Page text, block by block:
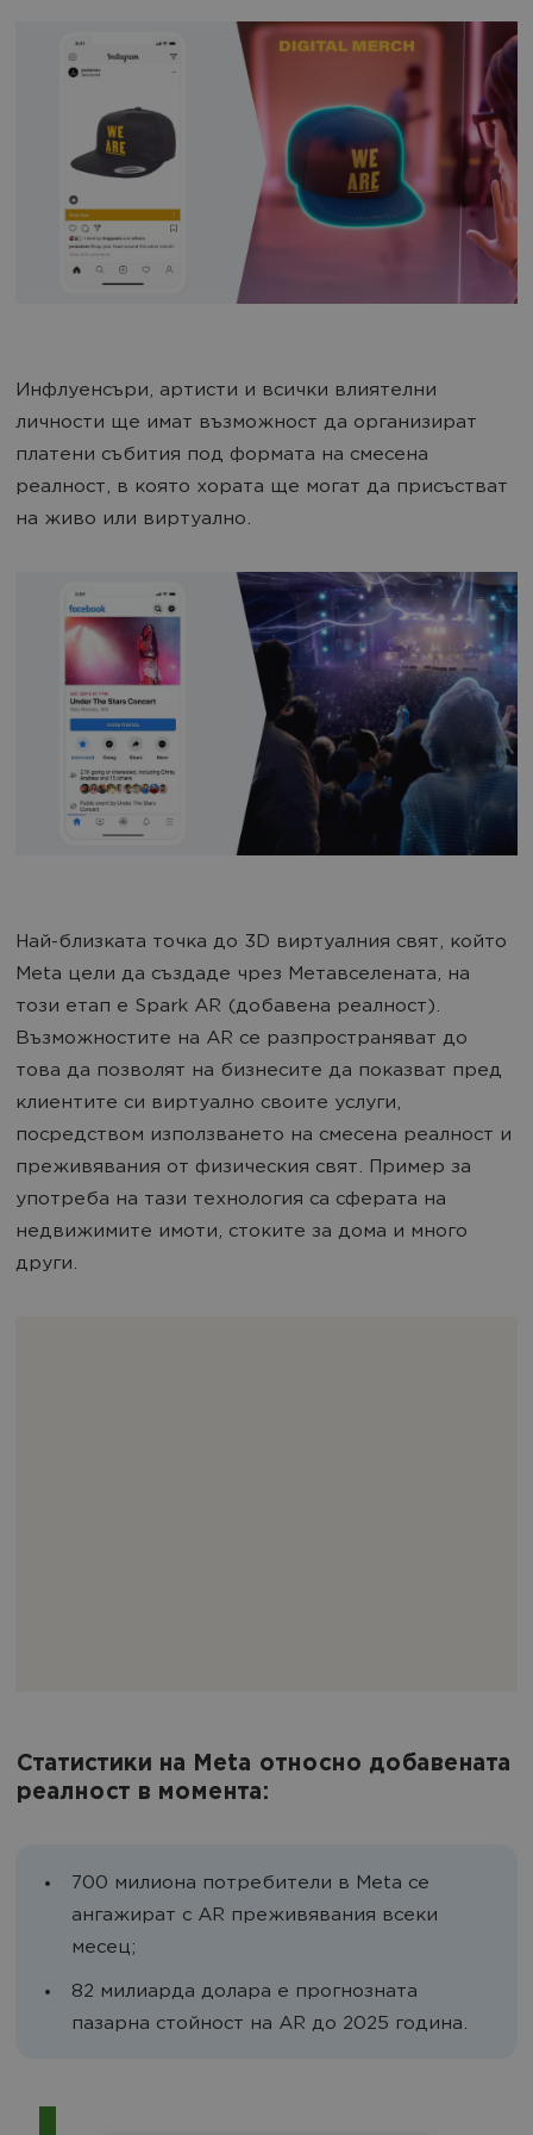
Инфлуенсъри, артисти и всички влиятелни
личности ще имат възможност да организират
платени събития под формата на смесена
реалност, в която хората ще могат да присъстват
на живо или виртуално.
Най-близката точка до 3D виртуалния свят, който
Meta цели да създаде чрез Метавселената, на
този етап е Spark AR (добавена реалност).
Възможностите на AR се разпространяват до
това да позволят на бизнесите да показват пред
клиентите си виртуално своите услуги,
посредством използването на смесена реалност и
преживявания от физическия свят. Пример за
употреба на тази технология са сферата на
недвижимите имоти, стоките за дома и много
други.
Статистики на Meta относно добавената
реалност в момента:
700 милиона потребители в Meta се
ангажират с AR преживявания всеки
месец;
82 милиарда долара е прогнозната
пазарна стойност на AR до 2025 година.